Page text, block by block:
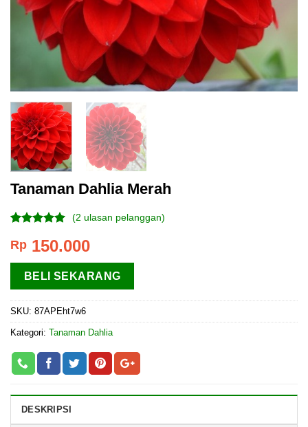
Tanaman Dahlia Merah
5.00 dari 5
pelanggan
(2 ulasan pelanggan)
Rp 150.000
BELI SEKARANG
SKU: 87APEht7w6
Kategori: Tanaman Dahlia
DESKRIPSI